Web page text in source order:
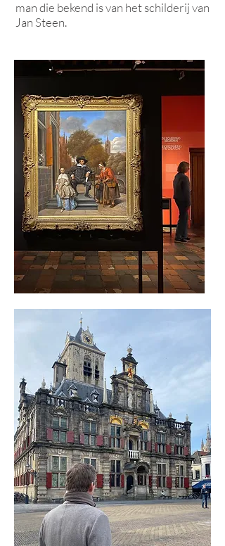
man die bekend is van het schilderij van
Jan Steen.